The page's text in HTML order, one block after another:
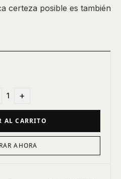
certeza posible es también
1 +
AL CARRITO
AHORA